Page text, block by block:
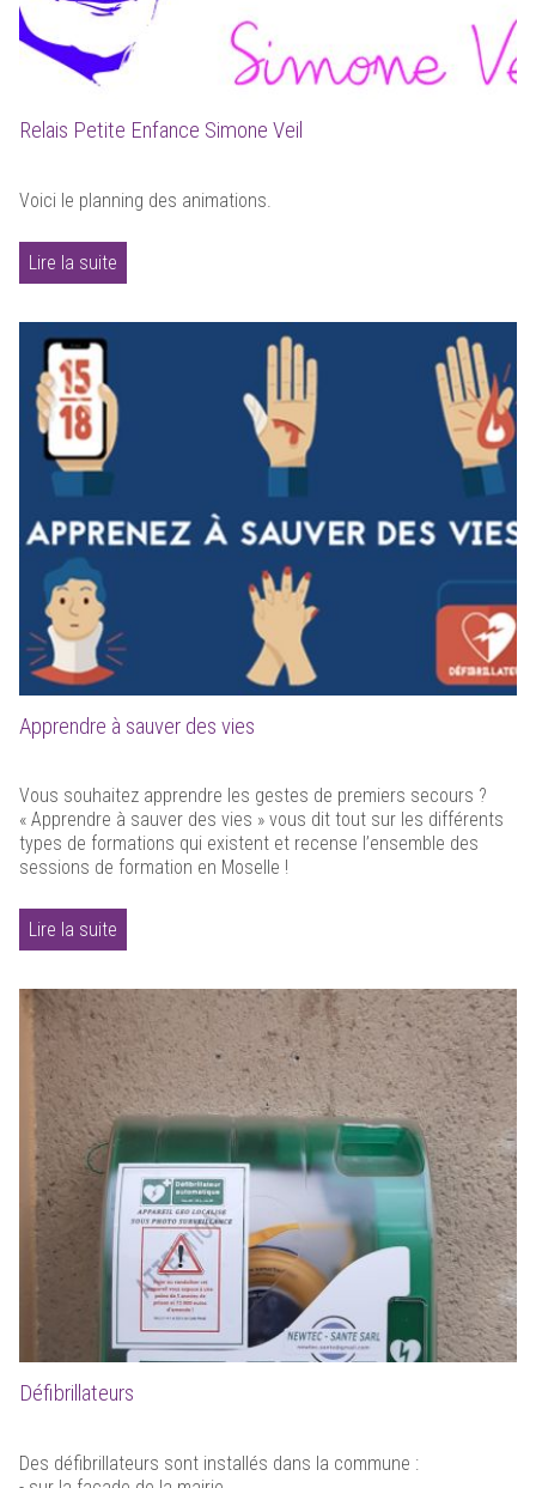
Relais Petite Enfance Simone Veil
Voici le planning des animations.
Lire la suite
Apprendre à sauver des vies
Vous souhaitez apprendre les gestes de premiers secours ?
« Apprendre à sauver des vies » vous dit tout sur les différents
types de formations qui existent et recense l’ensemble des
sessions de formation en Moselle !
Lire la suite
Défibrillateurs
Des défibrillateurs sont installés dans la commune :